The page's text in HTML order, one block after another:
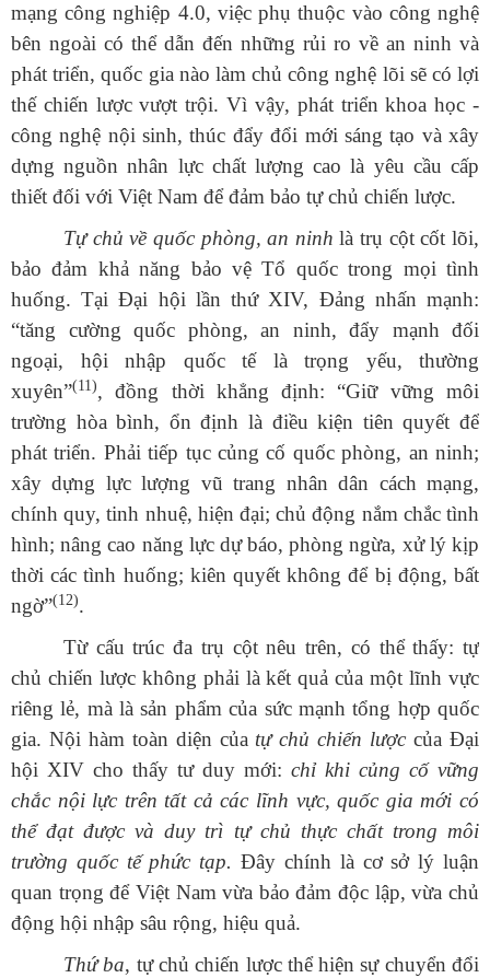
mạng công nghiệp 4.0, việc phụ thuộc vào công nghệ
bên ngoài có thể dẫn đến những rủi ro về an ninh và
phát triển, quốc gia nào làm chủ công nghệ lõi sẽ có lợi
thế chiến lược vượt trội. Vì vậy, phát triển khoa học -
công nghệ nội sinh, thúc đẩy đổi mới sáng tạo và xây
dựng nguồn nhân lực chất lượng cao là yêu cầu cấp
thiết đối với Việt Nam để đảm bảo tự chủ chiến lược.
Tự chủ về quốc phòng, an ninhlà trụ cột cốt lõi,
bảo đảm khả năng bảo vệ Tổ quốc trong mọi tình
huống. Tại Đại hội lần thứ XIV, Đảng nhấn mạnh:
“tăng cường quốc phòng, an ninh, đẩy mạnh đối
ngoại, hội nhập quốc tế là trọng yếu, thường
xuyên”(11), đồng thời khẳng định: “Giữvững môi
trường hòa bình, ổn định là điều kiện tiên quyết để
phát triển. Phải tiếp tục củng cố quốc phòng, an ninh;
xây dựng lực lượng vũ trang nhân dân cách mạng,
chính quy, tinh nhuệ, hiện đại; chủ động nắm chắc tình
hình; nâng cao năng lực dự báo, phòng ngừa, xử lý kịp
thời các tình huống; kiên quyết không để bị động, bất
ngờ”(12).
Từ cấu trúc đa trụ cột nêu trên, có thể thấy: tự
chủ chiến lược không phải là kết quả của một lĩnh vực
riêng lẻ, mà là sản phẩm của sức mạnh tổng hợp quốc
gia. Nội hàm toàn diện của tự chủ chiến lược của Đại
hội XIV cho thấy tư duy mới: chỉ khi củng cố vững
chắc nội lực trên tất cả các lĩnh vực, quốc gia mới có
thể đạt được và duy trì tự chủ thực chất trong môi
trường quốc tế phức tạp. Đây chính là cơ sở lý luận
quan trọng để Việt Nam vừa bảo đảm độc lập, vừa chủ
động hội nhập sâu rộng, hiệu quả.
Thứ ba, tự chủ chiến lược thể hiện sự chuyển đổi